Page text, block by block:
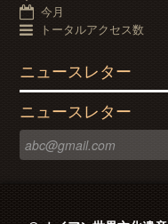
今月
トータルアクセス数
ニュースレター
ニュースレター